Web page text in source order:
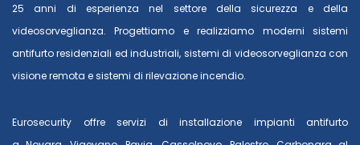
25 anni di esperienza nel settore della sicurezza e della
videosorveglianza. Progettiamo e realizziamo moderni sistemi
antifurto residenziali ed industriali, sistemi di videosorveglianza con
visione remota e sistemi di rilevazione incendio.
Eurosecurity offre servizi di installazione impianti antifurto